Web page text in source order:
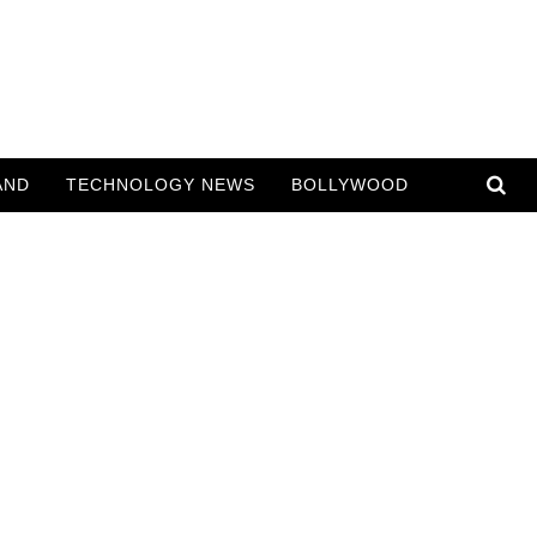
TECHNOLOGY NEWS BOLLYWOOD